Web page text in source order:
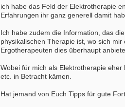
ich habe das Feld der Elektrotherapie
Erfahrungen ihr ganz generell damit
Ich habe zudem die Information, das
physikalischen Therapie ist, wo sich
Ergotherapeuten dies überhaupt
Wobei für mich als Elektrotherapie
etc. in Betracht kämen.
Hat jemand von Euch Tipps für gute